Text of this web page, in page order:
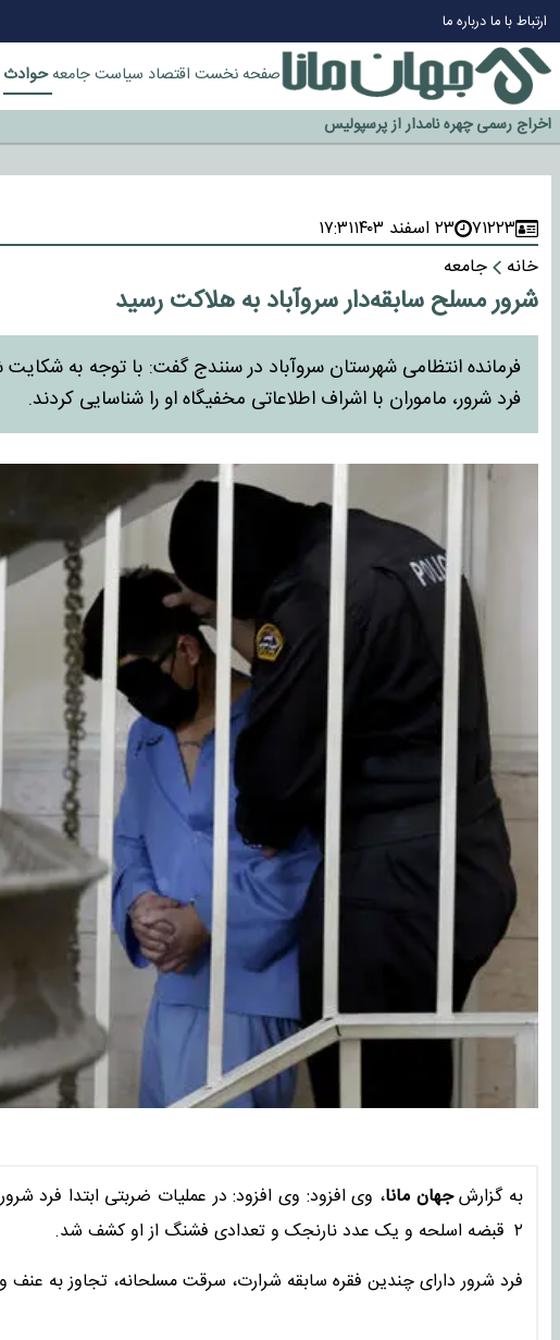
ارتباط با مادرباره ما
صفحه نخست اقتصاد سیاستجامعهحوادث
چرا طلا دوباره افزایشی شد؟
گزینه جدایی اوسمار روی میز مدیران پرسپولیس
آیا رئیس جمهور آمریکا قانون را دور می‌زند؟
اخراج رسمی چهره نامدار از پرسپولیس
سازمان اطلاعات سپاه: پروژه دولت ترامپ برای مهار چین، روسیه و اروپا شکست خورد
۷۱۲۲۳ ۲۳ اسفند ۱۴۰۳
۱۷:۳۱
خانه
جامعه
شرور مسلح سابقه‌دار سروآباد به هلاکت رسید
فرمانده انتظامی شهرستان سروآباد در سنندج گفت: با توجه به
فرد شرور، ماموران با اشراف اطلاعاتی مخفیگاه او را شناسایی کردند.
به گزارشجهان مانا، وی افزود: وی افزود: در عملیات ضربتی ابتدا فرد
۲ قبضه اسلحه و یک عدد نارنجک و تعدادی فشنگ از او کشف شد.
فرد شرور دارای چندین فقره سابقه شرارت، سرقت مسلحانه، تجاوز به